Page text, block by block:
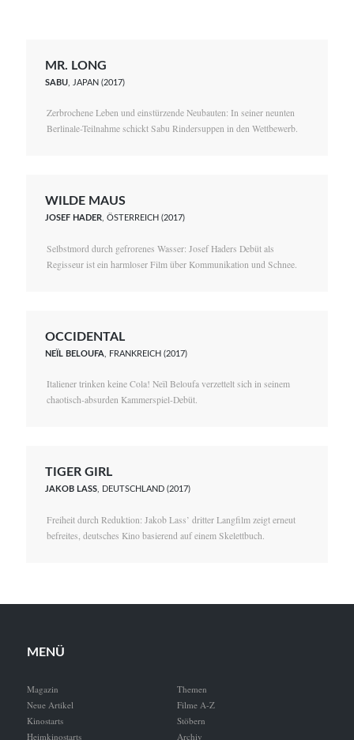
MR. LONG
SABU , JAPAN (2017)
Zerbrochene Leben und einstürzende Neubauten: In seiner neunten
Berlinale-Teilnahme schickt Sabu Rindersuppen in den Wettbewerb.
WILDE MAUS
JOSEF HADER, ÖSTERREICH (2017)
Selbstmord durch gefrorenes Wasser: Josef Haders Debüt als
Regisseur ist ein harmloser Film über Kommunikation und Schnee.
OCCIDENTAL
NEÏL BELOUFA , FRANKREICH (2017)
Italiener trinken keine Cola! Neïl Beloufa verzettelt sich in seinem
chaotisch-absurden Kammerspiel-Debüt.
TIGER GIRL
JAKOB LASS , DEUTSCHLAND (2017)
Freiheit durch Reduktion: Jakob Lass’ dritter Langfilm zeigt erneut
befreites, deutsches Kino basierend auf einem Skelettbuch.
MENÜ
Magazin
Neue Artikel
Kinostarts
Heimkinostarts
Themen
Filme A-Z
Stöbern
Archiv